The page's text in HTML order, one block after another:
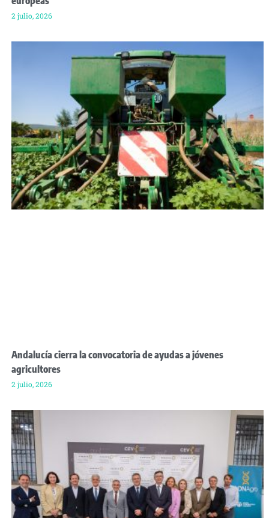
2 julio, 2026
Andalucía cierra la convocatoria de ayudas a jóvenes
agricultores
2 julio, 2026